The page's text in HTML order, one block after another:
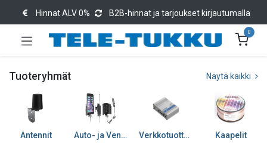
Hinnat ALV 0% B2B-hinnat ja tarjoukset kirjautumalla
0
Tuoteryhmät Näytä kaikki
Antennit Auto- ja Venetarvikkeet Verkkotuotteet Kaapelit